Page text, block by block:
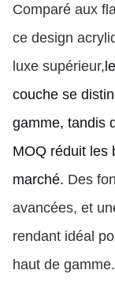
Comparé aux
ce design
luxe supérieur,
couche se
gamme, tandis
MOQ réduit les
marché. Des
avancées, et
rendant idéal
haut de gamme.